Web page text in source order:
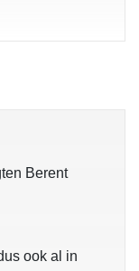
Berent
ook al in